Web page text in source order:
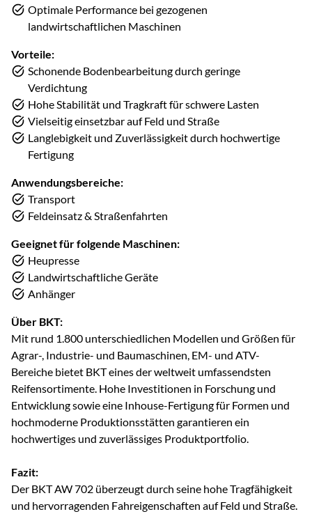
Optimale Performance bei gezogenen
landwirtschaftlichen Maschinen
Vorteile:
Schonende Bodenbearbeitung durch geringe
Verdichtung
Hohe Stabilität und Tragkraft für schwere Lasten
Vielseitig einsetzbar auf Feld und Straße
Langlebigkeit und Zuverlässigkeit durch hochwertige
Fertigung
Anwendungsbereiche:
Transport
Feldeinsatz & Straßenfahrten
Geeignet für folgende Maschinen:
Heupresse
Landwirtschaftliche Geräte
Anhänger
Über BKT:
Mit rund 1.800 unterschiedlichen Modellen und Größen für
Agrar-, Industrie- und Baumaschinen, EM- und ATV-
Bereiche bietet BKT eines der weltweit umfassendsten
Reifensortimente. Hohe Investitionen in Forschung und
Entwicklung sowie eine Inhouse-Fertigung für Formen und
hochmoderne Produktionsstätten garantieren ein
hochwertiges und zuverlässiges Produktportfolio.
Fazit:
Der BKT AW 702 überzeugt durch seine hohe Tragfähigkeit
und hervorragenden Fahreigenschaften auf Feld und Straße.